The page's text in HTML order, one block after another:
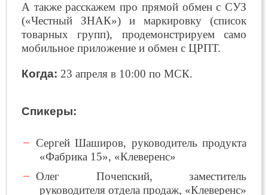
А также расскажем про прямой обмен с СУЗ
(«Честный ЗНАК») и маркировку (список
товарных групп), продемонстрируем само
мобильное приложение и обмен с ЦРПТ.
Когда: 23 апреля в 10:00 по МСК.
Спикеры:
Сергей Шаширов, руководитель продукта
«Фабрика 15», «Клеверенс»
Олег Почепский, заместитель
руководителя отдела продаж, «Клеверенс»